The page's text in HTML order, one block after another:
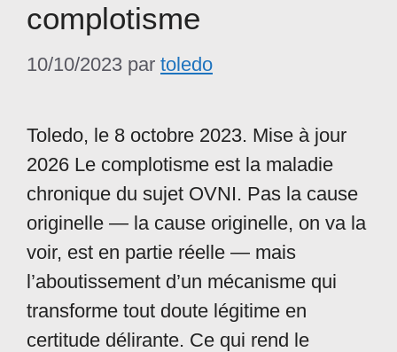
complotisme
10/10/2023 par toledo
Toledo, le 8 octobre 2023. Mise à jour
2026 Le complotisme est la maladie
chronique du sujet OVNI. Pas la cause
originelle — la cause originelle, on va la
voir, est en partie réelle — mais
l’aboutissement d’un mécanisme qui
transforme tout doute légitime en
certitude délirante. Ce qui rend le